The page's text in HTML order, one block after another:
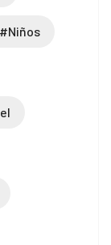
#niños